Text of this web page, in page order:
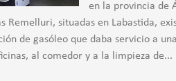
en la provincia de
Remelluri, situadas en Labastida,
de gasóleo que daba servicio a
al comedor y a la limpieza de...